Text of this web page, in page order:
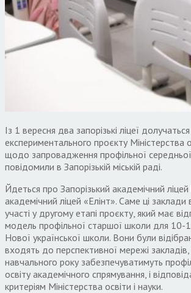
Із 1 вересня два запорізькі ліцеї
експериментального проєкту Міністерства
щодо запровадження профільної середньої
повідомили в Запорізькій міській раді.
Йдеться про Запорізький академічний
академічний ліцей «Елінт». Саме ці заклади
участі у другому етапі проєкту, який має
модель профільної старшої школи для 10-12
Нової української школи. Вони були
входять до перспективної мережі
навчального року забезпечуватимуть
освіту академічного спрямування, і
критеріям Міністерства освіти і науки.